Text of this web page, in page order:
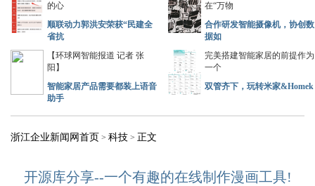
的心
顺联动力郭洪安荣获“民建全
省抗
在“万物
合作研发智能摄像机，协创数
据如
【环球网智能报道 记者 张
阳】
智能家居产品需要都装上语音
助手
完美搭建智能家居的前提作为
一个
双管齐下，玩转米家&Homek
浙江企业新闻网首页 > 科技 > 正文
开源库分享--一个有趣的在线制作漫画工具!